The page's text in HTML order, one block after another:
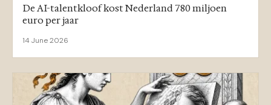
De AI-talentkloof kost Nederland 780 miljoen
euro per jaar
14 June 2026